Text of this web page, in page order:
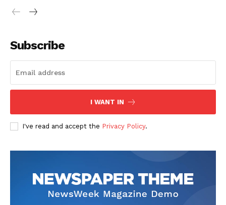
Company
About
Subscription Plans
My account
Subscribe
I WANT IN
I've read and accept the Privacy Policy.